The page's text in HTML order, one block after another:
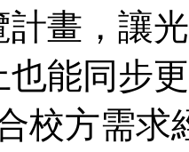
畫，讓
能同步
校方需